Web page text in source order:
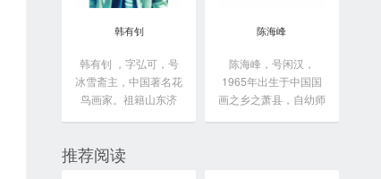
韩有钊
韩有钊 ，字弘可，号
冰雪斋主，中国著名花
鸟画家。祖籍山东济
陈海峰
陈海峰，号闲汉，
1965年出生于中国国
画之乡之萧县，自幼师
推荐阅读